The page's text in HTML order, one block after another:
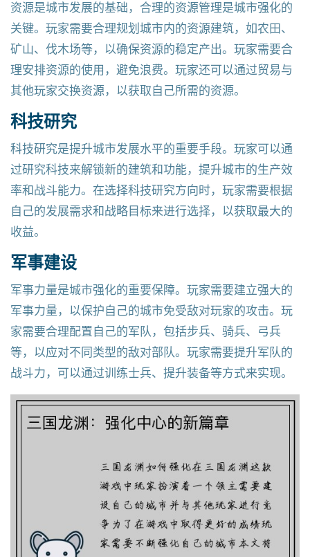
资源是城市发展的基础，合理的资源管理是城市强化的
关键。玩家需要合理规划城市内的资源建筑，如农田、
矿山、伐木场等，以确保资源的稳定产出。玩家需要合
理安排资源的使用，避免浪费。玩家还可以通过贸易与
其他玩家交换资源，以获取自己所需的资源。
科技研究
科技研究是提升城市发展水平的重要手段。玩家可以通
过研究科技来解锁新的建筑和功能，提升城市的生产效
率和战斗能力。在选择科技研究方向时，玩家需要根据
自己的发展需求和战略目标来进行选择，以获取最大的
收益。
军事建设
军事力量是城市强化的重要保障。玩家需要建立强大的
军事力量，以保护自己的城市免受敌对玩家的攻击。玩
家需要合理配置自己的军队，包括步兵、骑兵、弓兵
等，以应对不同类型的敌对部队。玩家需要提升军队的
战斗力，可以通过训练士兵、提升装备等方式来实现。